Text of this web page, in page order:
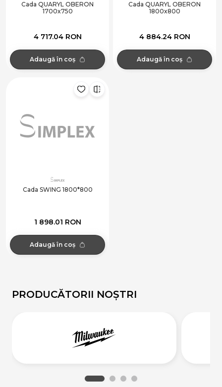
Cada QUARYL OBERON
1700x750
4 717.04 RON
Adaugă în coș
Cada QUARYL OBERON
1800x800
4 884.24 RON
Adaugă în coș
Cada SWING 1800*800
1 898.01 RON
Adaugă în coș
PRODUCĂTORII NOȘTRI